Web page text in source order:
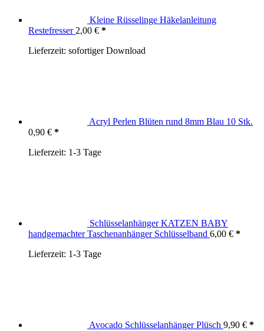
Kleine Rüsselinge Häkelanleitung
Restefresser 2,00 €
Lieferzeit: sofortiger Download
Acryl Perlen Blüten rund 8mm Blau 10 Stk.
0,90 €
Lieferzeit: 1-3 Tage
Schlüsselanhänger KATZEN BABY
handgemachter Taschenanhänger Schlüsselband 6,00 €
Lieferzeit: 1-3 Tage
Avocado Schlüsselanhänger Plüsch 9,90 €